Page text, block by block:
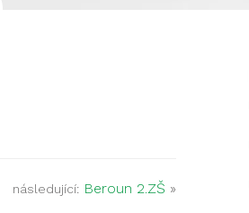
následující: Beroun 2.ZŠ »